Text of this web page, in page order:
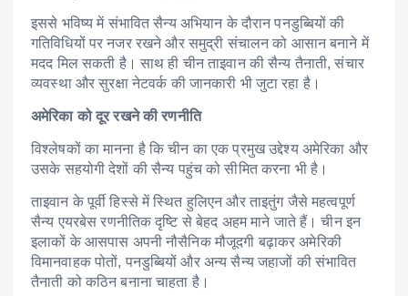
इससे भविष्य में संभावित सैन्य अभियान के दौरान पनडुब्बियों की
गतिविधियों पर नजर रखने और समुद्री संचालन को आसान बनाने में
मदद मिल सकती है। साथ ही चीन ताइवान की सैन्य तैनाती, संचार
व्यवस्था और सुरक्षा नेटवर्क की जानकारी भी जुटा रहा है।
अमेरिका को दूर रखने की रणनीति
विश्लेषकों का मानना है कि चीन का एक प्रमुख उद्देश्य अमेरिका और
उसके सहयोगी देशों की सैन्य पहुंच को सीमित करना भी है।
ताइवान के पूर्वी हिस्से में स्थित हुलिएन और ताइतुंग जैसे महत्वपूर्ण
सैन्य एयरबेस रणनीतिक दृष्टि से बेहद अहम माने जाते हैं। चीन इन
इलाकों के आसपास अपनी नौसैनिक मौजूदगी बढ़ाकर अमेरिकी
विमानवाहक पोतों, पनडुब्बियों और अन्य सैन्य जहाजों की संभावित
तैनाती को कठिन बनाना चाहता है।